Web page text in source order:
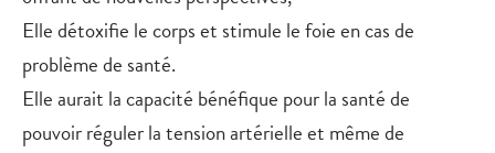
Elle détoxifie le corps et stimule le foie en cas de
problème de santé.
Elle aurait la capacité bénéfique pour la santé de
pouvoir réguler la tension artérielle et même de